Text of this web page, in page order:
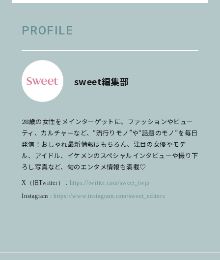
PROFILE
sweet編集部
28歳の女性をメインターゲットに、ファッションやビュー
ティ、カルチャーなど、“流行りモノ”や“話題のモノ”を毎日
発信！おしゃれ最新情報はもちろん、注目の女優やモデ
ル、アイドル、イケメンのスペシャルインタビューや撮り下
ろし写真など、旬のエンタメ情報も満載♡
X（旧Twitter） : https://twitter.com/sweet_twjp
Instagram : https://www.instagram.com/sweet_editors